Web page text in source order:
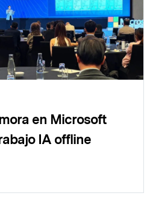
en Microsoft
IA offline